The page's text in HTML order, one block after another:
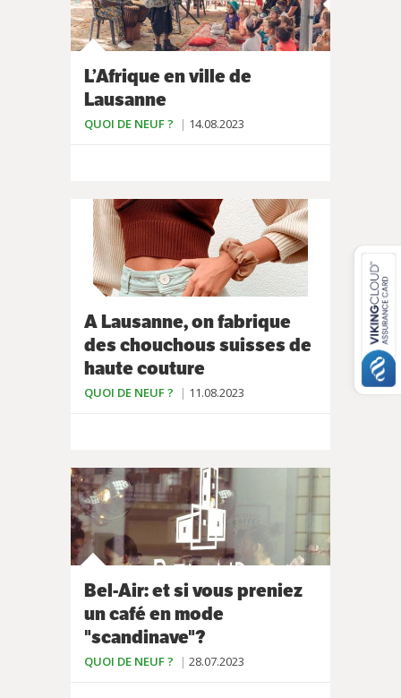
L’Afrique en ville de
Lausanne
QUOI DE NEUF ? 14.08.2023
A Lausanne, on fabrique
des chouchous suisses de
haute couture
QUOI DE NEUF ? 11.08.2023
Bel-Air: et si vous preniez
un café en mode
"scandinave"?
QUOI DE NEUF ? 28.07.2023